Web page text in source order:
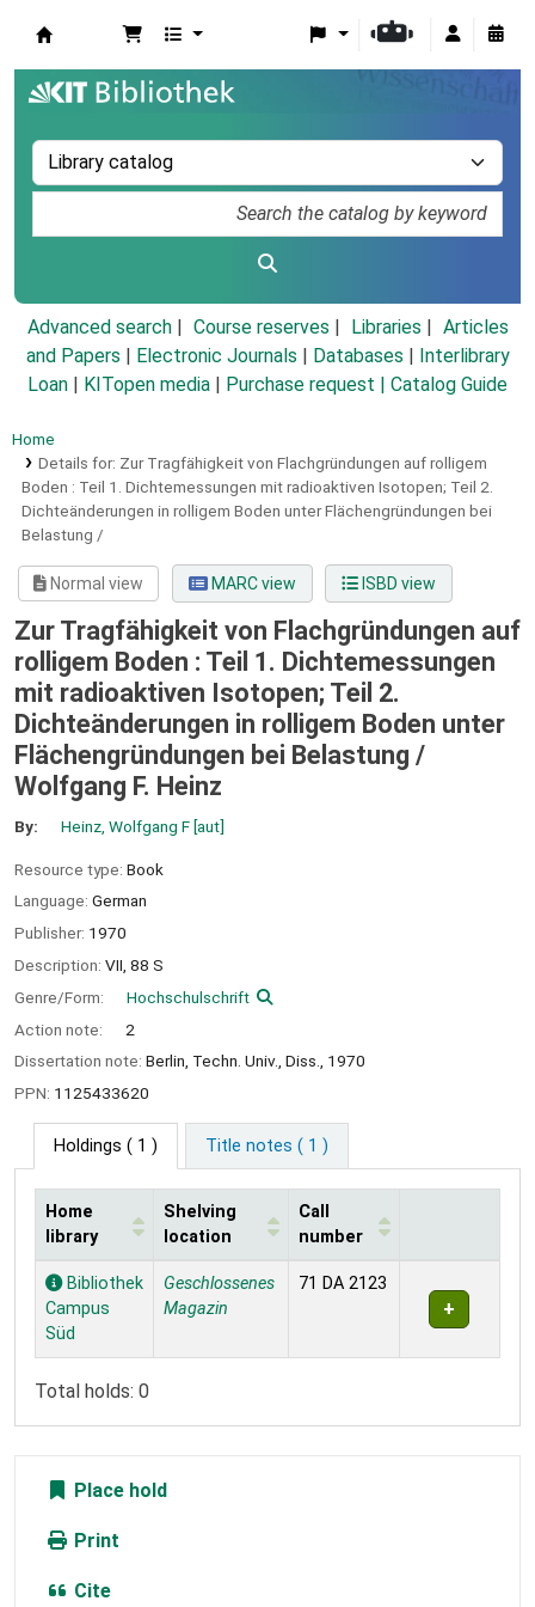
Advanced search Course reserves Libraries
Articles
and Papers
Electronic Journals Databases
Interlibrary
Loan
KITopen media Purchase request | Catalog Guide
Home
Details for: Zur Tragfähigkeit von Flachgründungen auf rolligem
Boden : Teil 1. Dichtemessungen mit radioaktiven Isotopen; Teil 2.
Dichteänderungen in rolligem Boden unter Flächengründungen bei
Belastung /
Normal view MARC view ISBD view
Zur Tragfähigkeit von Flachgründungen auf
rolligem Boden : Teil 1. Dichtemessungen
mit radioaktiven Isotopen; Teil 2.
Dichteänderungen in rolligem Boden unter
Flächengründungen bei Belastung /
Wolfgang F. Heinz
By: Heinz, Wolfgang F[aut]
Resource type: Book
Language: German
Publisher: 1970
Description: VII, 88 S
Genre/Form:
Hochschulschrift
Action note:
2
Dissertation note: Berlin, Techn. Univ., Diss., 1970
PPN: 1125433620
Holdings ( 1 ) Title notes ( 1 )
Holdings
Home
library
Shelving
location
Call
number
Bibliothek
Campus
Süd
Geschlossenes
Magazin
71 DA 2123
Total holds: 0
Place hold
Print
Cite